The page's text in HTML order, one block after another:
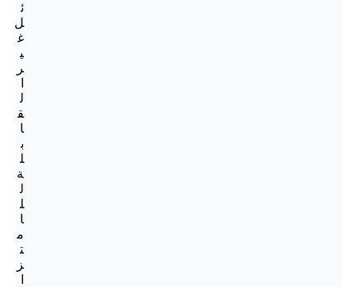
ئ
ل
غ
ي
ر
ل
ق
ا
ب
ل
ة
ل
ل
ا
م
ت
ز